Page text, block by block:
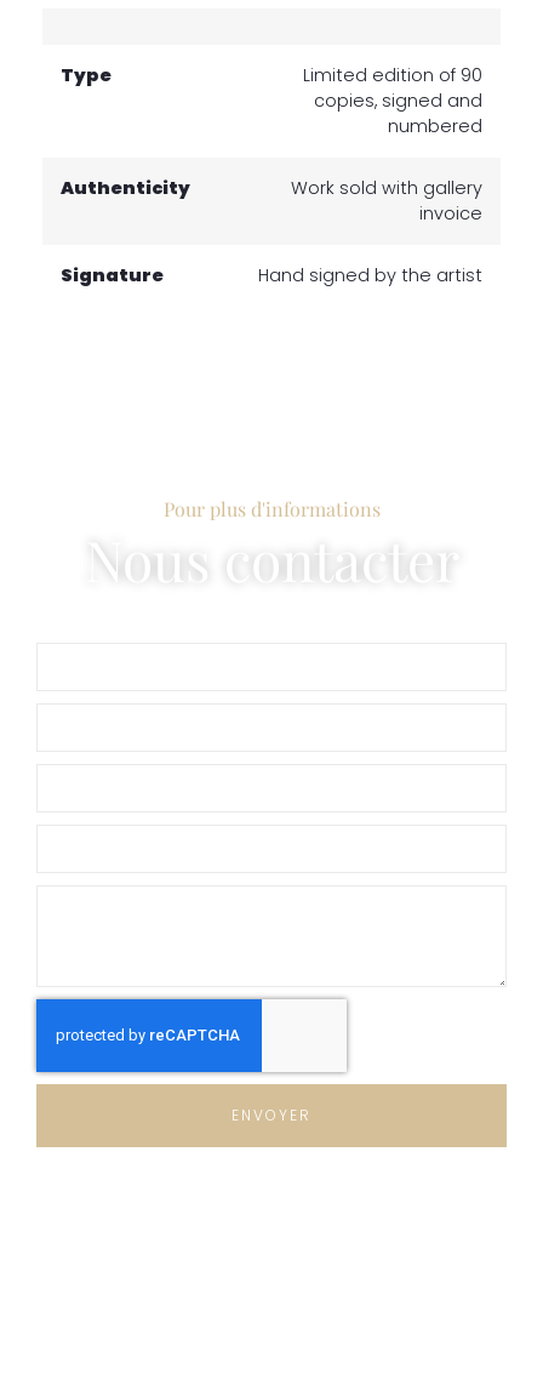
Type
Limited edition of 90
copies, signed and
numbered
Authenticity
Work sold with gallery
invoice
Signature Hand signed by the artist
Pour plus d'informations
Nous contacter
ENVOYER